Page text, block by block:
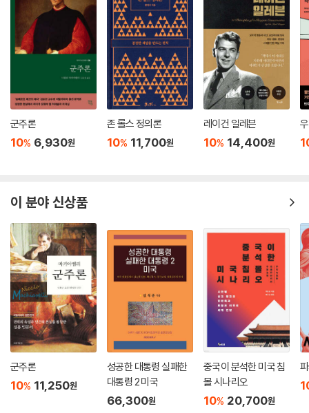
거론되며 현대 자유주의 전통에서 계승할 소중한 지적 자원으로 여겨지지
만, 다른 한편으로 그의 자유주의는 자본주의적 인간과 사회의 출현을 정
당화하는 논리에 지나지 않는다는 비판을 받기도 한다. 과연 로크의 자유
주의는 특정 계급, 즉 무산자 계급을 정치적 시민권에서 배제하는 소유적
개인주의의 논리를 가지고 있는가? 2장에서는 이 물음을 집중적으로 탐구
하면서 로크의 정치 이론이 특정 계급을 넘어선 보편적인 이론적 대안으로
자리매김될 수 있는 가능성을 보여준다.
3. 자연적 자유의 정의로운 실현은 가능한가? - 애덤 스미스
동의 자유가 다름 아닌 인간의 도덕성에 기초한 정의 실현을 통해서만 가
능하다고 본 사상가이기도 하다. 이 점에서 3장에서는 스미스의 사상을
‘자연적 자유의 정의로운 실현’으로 요약하고 그 의미를 탐구한다. 인간의
도덕적 행동과 이기적 경제활동을 결합하려는 스미스의 시도는 오늘날 자
본주의를 비판적으로 반성해볼 수 있는 이론적 틀을 제시할 뿐만 아니라
기존의 경제체제를 넘어서 대안을 모색하는 데에도 많은 영감을 줄 수 있
다.
4. 왜 우리는 자연으로 돌아가야 하는가? - 장-자크 루소
장-자크 루소는 『사회계약론』 『에밀』 등과 같은 저작을 통해 문명과 사회
를 비판한 계몽사상가로 알려져 있다. 4장에서는 루소의 사회사상을 오늘
날의 사회 문제에 적용시켜본다. 루소의 “자연으로 돌아가라!”는 사상의
핵심을 담고 있는 『인간 불평등 기원론』을 바탕으로 오늘날의 난민과 국경
군주론
10% 6,930원
존 롤스 정의론
10% 11,700원
레이건 일레븐
10% 14,400원
이 분야 신상품
군주론
10% 11,250원
성공한 대통령 실패한
대통령 2 미국
66,300원
중국이 분석한 미국 침
몰 시나리오
10% 20,700원